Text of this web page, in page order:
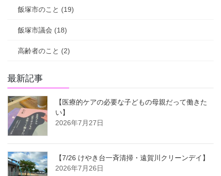
飯塚市のこと (19)
飯塚市議会 (18)
高齢者のこと (2)
最新記事
【医療的ケアの必要な子どもの母親だって働きた
い】
2026年7月27日
【7/26 けやき台一斉清掃・遠賀川クリーンデイ】
2026年7月26日